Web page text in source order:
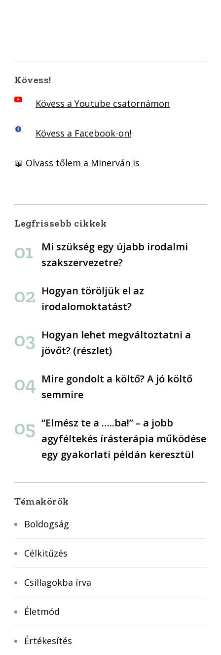
Kövess!
Kövess a Youtube csatornámon
Kövess a Facebook-on!
📖 Olvass tőlem a Minerván is
Legfrissebb cikkek
Mi szükség egy újabb irodalmi
szakszervezetre?
Hogyan töröljük el az
irodalomoktatást?
Hogyan lehet megváltoztatni a
jövőt? (részlet)
Mire gondolt a költő? A jó költő
semmire
“Elmész te a …..ba!” – a jobb
agyféltekés írásterápia működése
egy gyakorlati példán keresztül
Témakörök
Boldogság
Célkitűzés
Csillagokba írva
Életmód
Értékesítés